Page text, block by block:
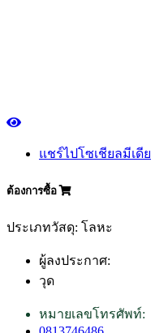
แชร์ไปโซเชียลมีเดีย
ต้องการซื้อ
ประเภทวัสดุ: โลหะ
ผู้ลงประกาศ:
วุด
หมายเลขโทรศัพท์: